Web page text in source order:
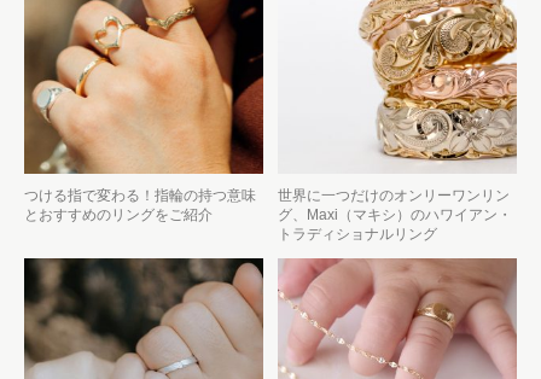
つける指で変わる！指輪の持つ意味
とおすすめのリングをご紹介
世界に一つだけのオンリーワンリン
グ、Maxi（マキシ）のハワイアン・
トラディショナルリング